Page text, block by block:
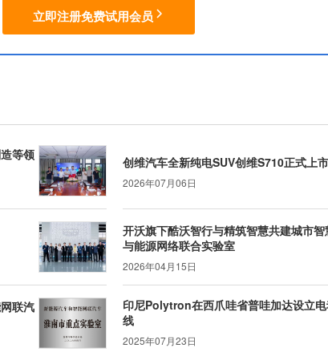
立即注册免费试用会员
等领
创维汽车全新纯电SUV创维S710正式上市
2026年07月06日
开沃旗下酷沃智行与精筑智慧共建城市
与能源网络联合实验室
2026年04月15日
联汽
印尼Polytron在西爪哇省普哇加达设立
线
2025年07月23日